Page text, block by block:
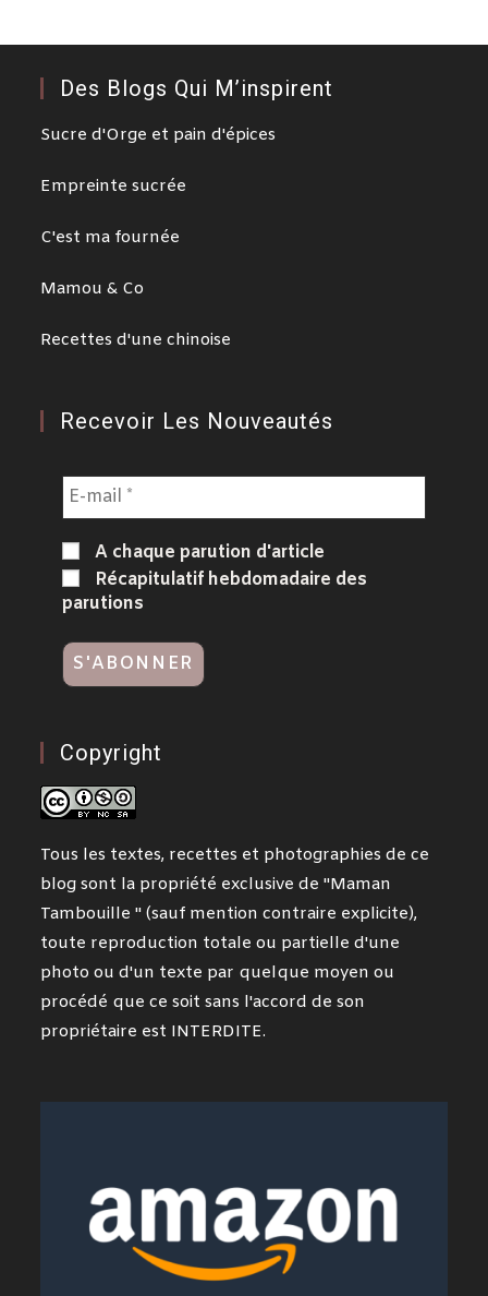
Des Blogs Qui M’inspirent
Sucre d'Orge et pain d'épices
Empreinte sucrée
C'est ma fournée
Mamou & Co
Recettes d'une chinoise
Recevoir Les Nouveautés
A chaque parution d'article
Récapitulatif hebdomadaire des
parutions
Copyright
Tous les textes, recettes et photographies de ce
blog sont la propriété exclusive de "Maman
Tambouille " (sauf mention contraire explicite),
toute reproduction totale ou partielle d'une
photo ou d'un texte par quelque moyen ou
procédé que ce soit sans l'accord de son
propriétaire est INTERDITE.